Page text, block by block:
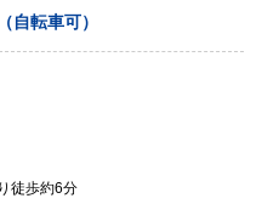
自転車可）
徒歩約6分